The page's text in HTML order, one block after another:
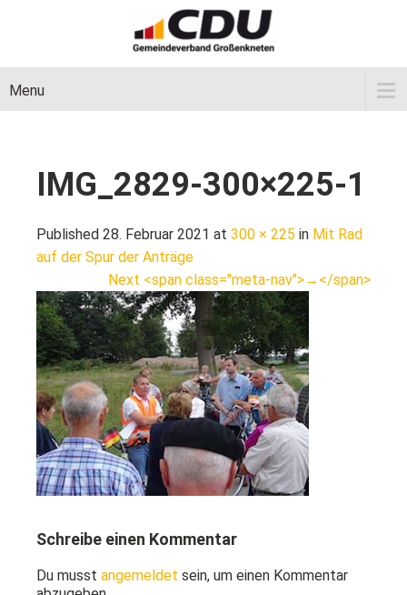
Menu
IMG_2829-300×225-1
Published 28. Februar 2021 at 300 × 225 in Mit Rad
auf der Spur der Anträge
Next <span class="meta-nav">→</span>
Schreibe einen Kommentar
Du musst angemeldet sein, um einen Kommentar